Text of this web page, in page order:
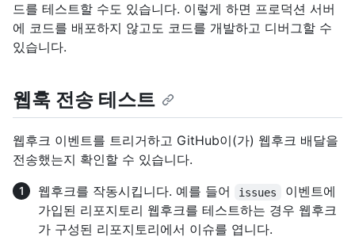
드를 테스트할 수도 있습니다. 이렇게 하면 프로덕션 서버
에 코드를 배포하지 않고도 코드를 개발하고 디버그할 수
있습니다.
웹훅 전송 테스트
웹후크 이벤트를 트리거하고 GitHub이(가) 웹후크 배달을
전송했는지 확인할 수 있습니다.
웹후크를 작동시킵니다. 예를 들어
issues
이벤트에
가입된 리포지토리 웹후크를 테스트하는 경우 웹후크
가 구성된 리포지토리에서 이슈를 엽니다.